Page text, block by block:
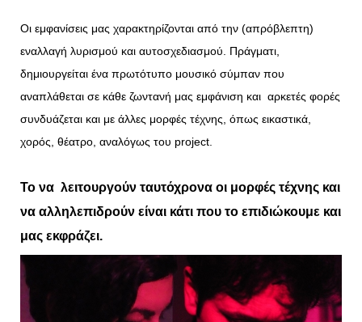
Οι εμφανίσεις μας χαρακτηρίζονται από την (απρόβλεπτη)
εναλλαγή λυρισμού και αυτοσχεδιασμού. Πράγματι,
δημιουργείται ένα πρωτότυπο μουσικό σύμπαν που
αναπλάθεται σε κάθε ζωντανή μας εμφάνιση και αρκετές φορές
συνδυάζεται και με άλλες μορφές τέχνης, όπως εικαστικά,
χορός, θέατρο, αναλόγως του project.
Το να λειτουργούν ταυτόχρονα οι μορφές τέχνης και
να αλληλεπιδρούν είναι κάτι που το επιδιώκουμε και
μας εκφράζει.